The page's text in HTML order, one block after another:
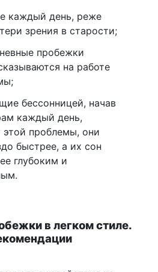
каждый день, реже
зрения в старости;
пробежки
на работе
бессонницей, начав
каждый день,
этой проблемы, они
быстрее, а их сон
глубоким и
в легком стиле.